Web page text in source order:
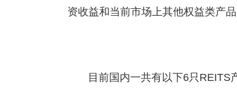
资收益和当前市场上其他权益类产
目前国内一共有以下6只REITS